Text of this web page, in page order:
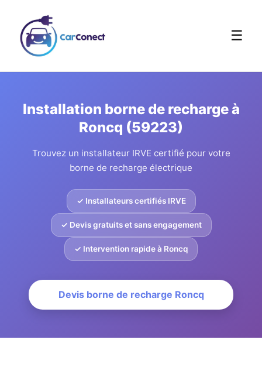
☰
Installation borne de recharge à
Roncq (59223)
Trouvez un installateur IRVE certifié pour votre
borne de recharge électrique
✓ Installateurs certifiés IRVE
✓ Devis gratuits et sans engagement
✓ Intervention rapide à Roncq
Devis borne de recharge Roncq